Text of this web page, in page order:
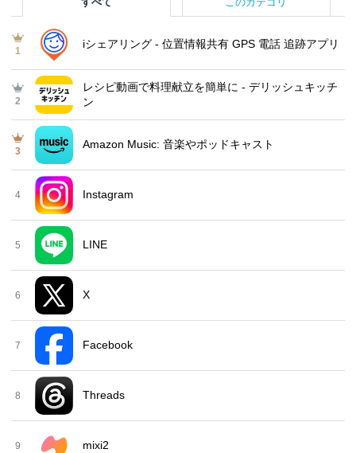
1
iシェアリング - 位置情報共有 GPS 電話 追跡アプリ
2
レシピ動画で料理献立を簡単‪に - デリッシュキッチ
ン
3
Amazon Music: 音楽やポッドキャスト
4 Instagram
5 LINE
6 X
7 Facebook
8 Threads
9 mixi2